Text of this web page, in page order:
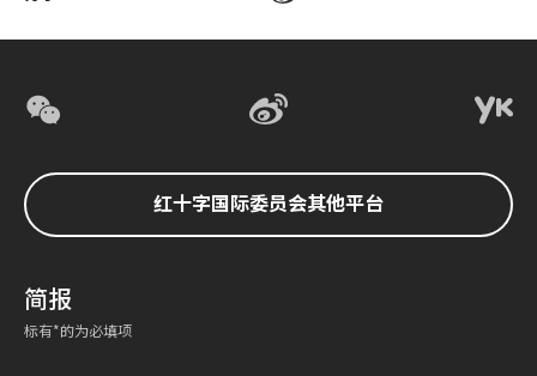
红十字国际委员会其他平台
简报
标有*的为必填项